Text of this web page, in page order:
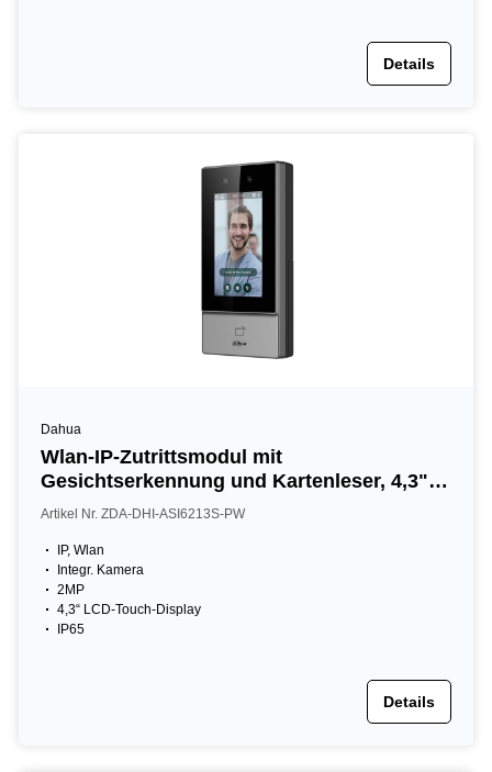
Details
Dahua
Wlan-IP-Zutrittsmodul mit
Gesichtserkennung und Kartenleser, 4,3"
LCD, 2 MP, 13,56 MHz, IP65, silber
Artikel Nr. ZDA-DHI-ASI6213S-PW
IP, Wlan
Integr. Kamera
2MP
4,3“ LCD-Touch-Display
IP65
Details